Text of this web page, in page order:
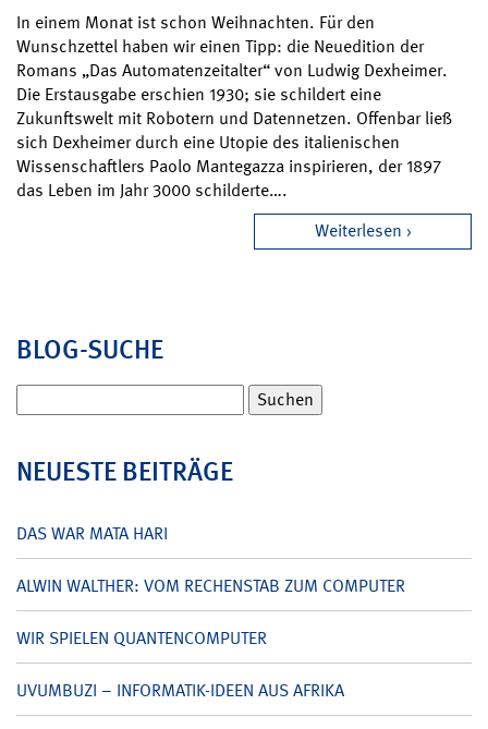
In einem Monat ist schon Weihnachten. Für den
Wunschzettel haben wir einen Tipp: die Neuedition der
Romans „Das Automatenzeitalter“ von Ludwig Dexheimer.
Die Erstausgabe erschien 1930; sie schildert eine
Zukunftswelt mit Robotern und Datennetzen. Offenbar ließ
sich Dexheimer durch eine Utopie des italienischen
Wissenschaftlers Paolo Mantegazza inspirieren, der 1897
das Leben im Jahr 3000 schilderte….
Weiterlesen
BLOG-SUCHE
nach:
NEUESTE BEITRÄGE
DAS WAR MATA HARI
ALWIN WALTHER: VOM RECHENSTAB ZUM COMPUTER
WIR SPIELEN QUANTENCOMPUTER
UVUMBUZI – INFORMATIK-IDEEN AUS AFRIKA